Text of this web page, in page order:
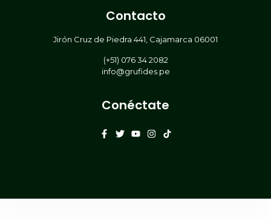
Contacto
Jirón Cruz de Piedra 441, Cajamarca 06001
(+51) 076 34 2082
info@grufides.pe
Conéctate